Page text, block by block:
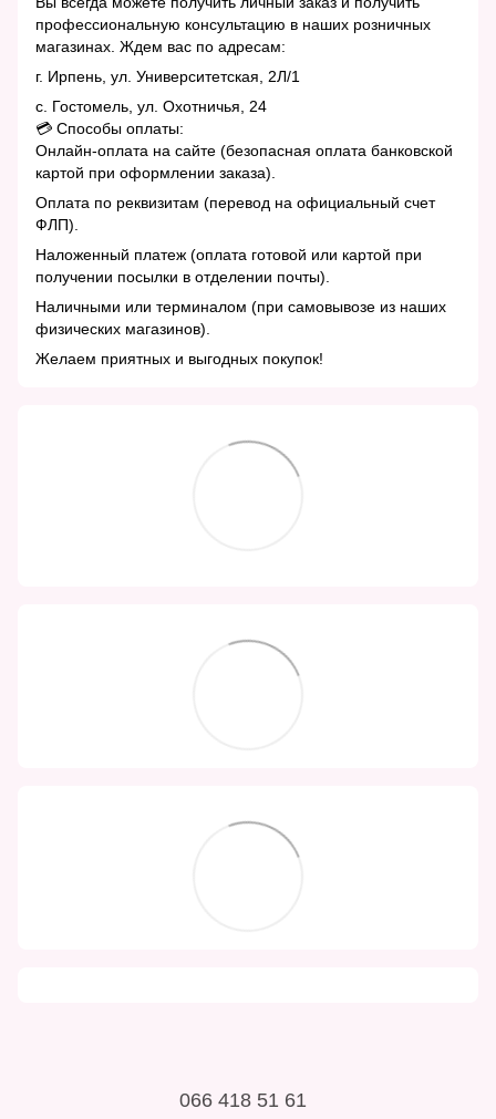
профессиональную консультацию в наших розничных
магазинах. Ждем вас по адресам:
г. Ирпень, ул. Университетская, 2Л/1
с. Гостомель, ул. Охотничья, 24
💳 Способы оплаты:
Онлайн-оплата на сайте (безопасная оплата банковской
картой при оформлении заказа).
Оплата по реквизитам (перевод на официальный счет
ФЛП).
Наложенный платеж (оплата готовой или картой при
получении посылки в отделении почты).
Наличными или терминалом (при самовывозе из наших
физических магазинов).
Желаем приятных и выгодных покупок!
066 418 51 61